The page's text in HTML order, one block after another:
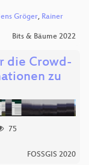
Gröger, Rainer
Bits & Bäume 2022
die Crowd-
zu
75
FOSSGIS 2020